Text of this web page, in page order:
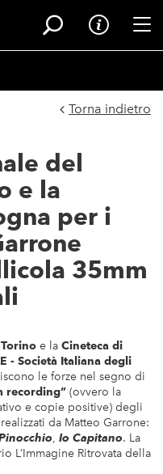
Torna indietro
del
e la
per i
35mm
e la Cineteca di
- Società Italiana degli
le forze nel segno di
recording” (ovvero la
e copie positive) degli
da Matteo Garrone:
, Io Capitano. La
L’Immagine Ritrovata della